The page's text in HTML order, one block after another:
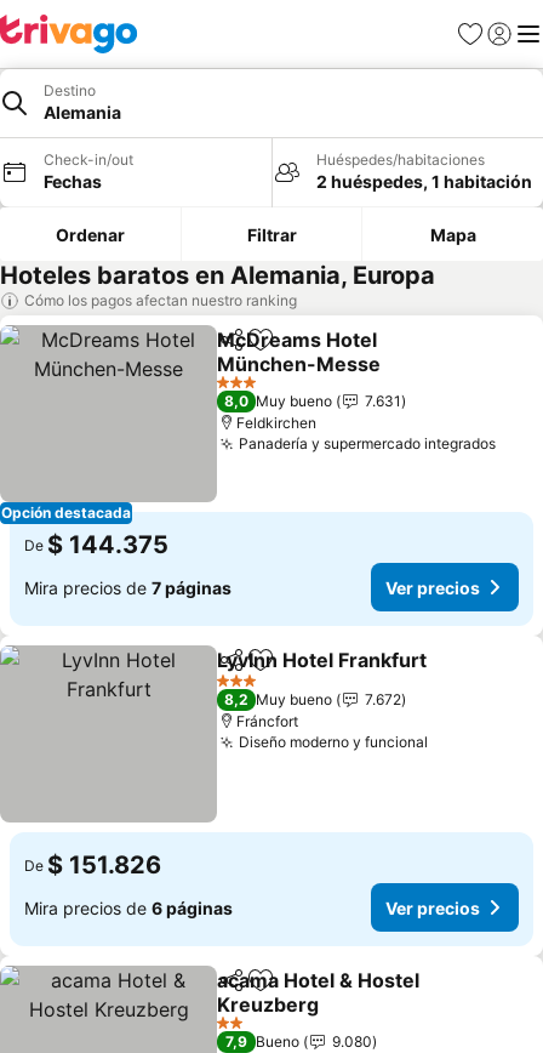
Favoritos
Iniciar
Destino
Alemania
Check-in/out
Fechas
Huéspedes/habitaciones
2 huéspedes, 1 habitación
Ordenar Filtrar Mapa
Hoteles baratos en Alemania, Europa
Cómo los pagos afectan nuestro ranking
Opción destacada
CompartirAgregar a favoritos
McDreams Hotel
München-Messe
3 Estrellas
8,0 Muy bueno
7.631
Feldkirchen
Panadería y supermercado integrados
De $ 144.375
Mira precios de 7 páginas Ver precios
CompartirAgregar a favoritos
LyvInn Hotel Frankfurt
3 Estrellas
8,2 Muy bueno
7.672
Fráncfort
Diseño moderno y funcional
De $ 151.826
Mira precios de 6 páginas Ver precios
CompartirAgregar a favoritos
acama Hotel & Hostel
Kreuzberg
2 Estrellas
7,9 Bueno
9.080